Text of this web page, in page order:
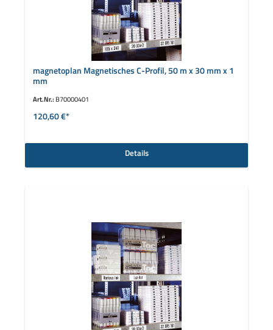
magnetoplan Magnetisches C-Profil, 50 m x 30 mm x 1
mm
Art.Nr.: B70000401
120,60 €*
Details